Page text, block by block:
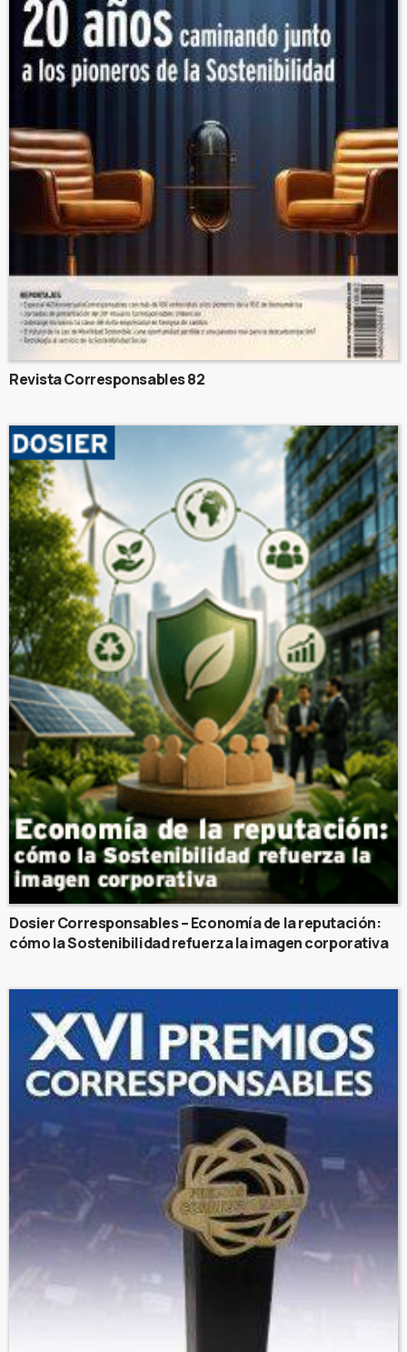
Revista Corresponsables 82
Dosier Corresponsables – Economía de la reputación:
cómo la Sostenibilidad refuerza la imagen corporativa